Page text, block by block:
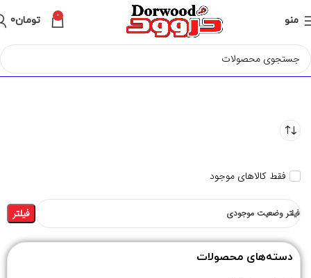
منو 0 تومان0
فقط کالاهای موجود
فیلتر وضعیت موجودی فیلتر
دسته‌های محصولات